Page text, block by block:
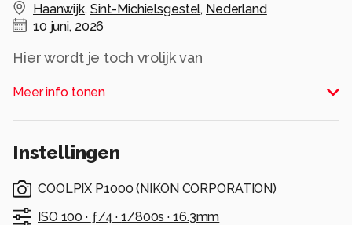
Haanwijk, Sint-Michielsgestel, Nederland
10 juni, 2026
Hier wordt je toch vrolijk van
Alle rechten voorbehouden
Meer info tonen
Instellingen
COOLPIX P1000 (NIKON CORPORATION)
ISO 100 · ƒ/4 ·1/800s ·16.3mm